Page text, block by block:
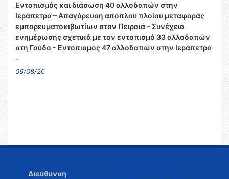
Εντοπισμός και διάσωση 40 αλλοδαπών στην
Ιεράπετρα – Απαγόρευση απόπλου πλοίου μεταφοράς
εμπορευματοκιβωτίων στον Πειραιά – Συνέχεια
ενημέρωσης σχετικά με τον εντοπισμό 33 αλλοδαπών
στη Γαύδο - Εντοπισμός 47 αλλοδαπών στην Ιεράπετρα
-
06/08/26
Διεύθυνση